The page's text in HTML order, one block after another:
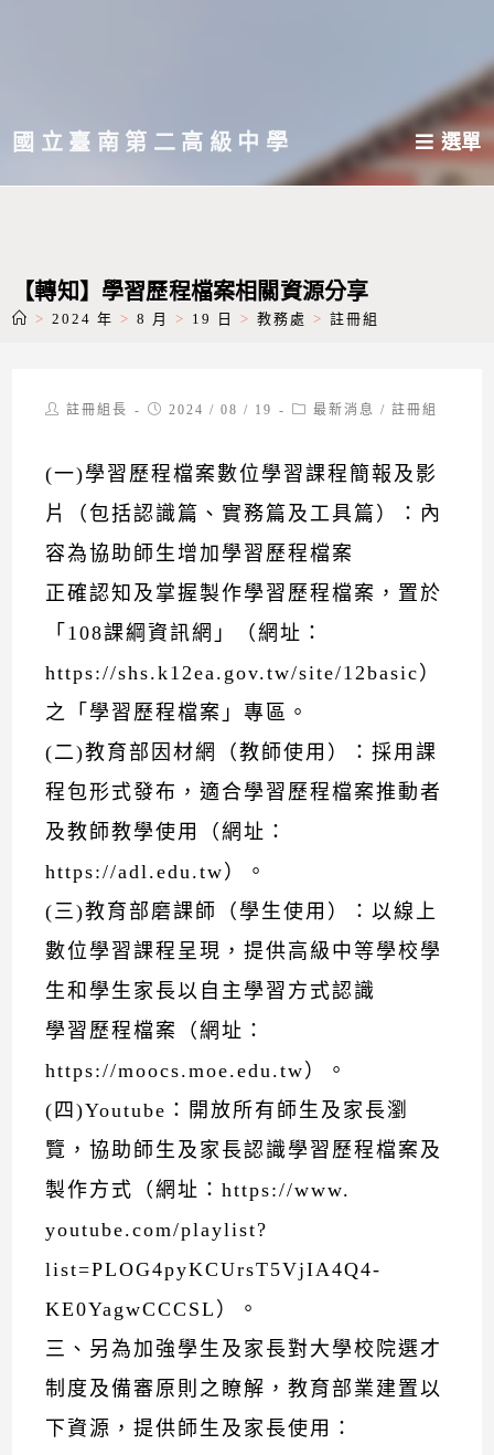
主國立臺南第二高級中學 選單
【轉知】學習歷程檔案相關資源分享
> 2024 年 > 8 月 > 19 日 > 教務處 > 註冊組
Post註冊組長
Post2024 / 08 / 19
Post最新消息 / 註冊組
(一)學習歷程檔案數位學習課程簡報及影
片（包括認識篇、實務篇及工具篇）：內
容為協助師生增加學習歷程檔案
正確認知及掌握製作學習歷程檔案，置於
「108課綱資訊網」（網址：
https://shs.k12ea.gov.tw/site/12basic）
之「學習歷程檔案」專區。
(二)教育部因材網（教師使用）：採用課
程包形式發布，適合學習歷程檔案推動者
及教師教學使用（網址：
https://adl.edu.tw）。
(三)教育部磨課師（學生使用）：以線上
數位學習課程呈現，提供高級中等學校學
生和學生家長以自主學習方式認識
學習歷程檔案（網址：
https://moocs.moe.edu.tw）。
(四)Youtube：開放所有師生及家長瀏
覽，協助師生及家長認識學習歷程檔案及
製作方式（網址：https://www.
youtube.com/playlist?
list=PLOG4pyKCUrsT5VjIA4Q4-
KE0YagwCCCSL）。
三、另為加強學生及家長對大學校院選才
制度及備審原則之瞭解，教育部業建置以
下資源，提供師生及家長使用：